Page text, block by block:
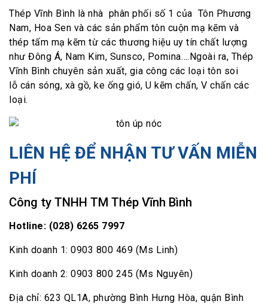
Thép Vĩnh Bình là nhà phân phối số 1 của Tôn Phương
Nam, Hoa Sen và các sản phẩm tôn cuộn mạ kẽm và
thép tấm mạ kẽm từ các thương hiệu uy tín chất lượng
như Đông Á, Nam Kim, Sunsco, Pomina….Ngoài ra, Thép
Vĩnh Bình chuyên sản xuất, gia công các loại tôn soi
lỗ cán sóng, xà gồ, ke ống gió, U kẽm chấn, V chấn các
loại.
LIÊN HỆ ĐỂ NHẬN TƯ VẤN MIỄN
PHÍ
Công ty TNHH TM Thép Vĩnh Bình
Hotline: (028) 6265 7997
Kinh doanh 1: 0903 800 469 (Ms Linh)
Kinh doanh 2: 0903 800 245 (Ms Nguyên)
Địa chỉ: 623 QL1A, phường Bình Hưng Hòa, quận Bình